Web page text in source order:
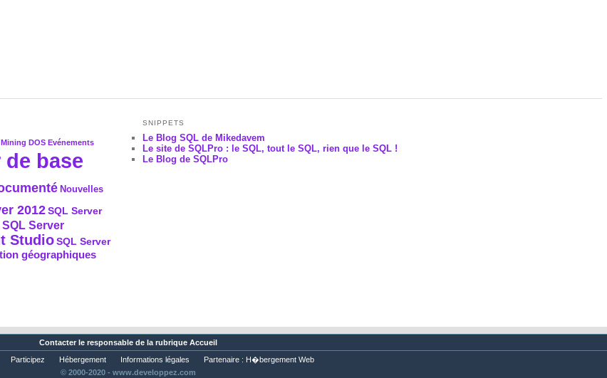
Mining DOS Evénements
de base
Nouvelles
2012 SQL Server
SQL Server
Studio SQL Server
géographiques
SNIPPETS
Le Blog SQL de Mikedavem
Le site de SQLPro : le SQL, tout le SQL, rien que le SQL !
Le Blog de SQLPro
Contacter le responsable de la rubrique Accueil
Participez Hébergement Informations légales Partenaire : H�bergement Web
© 2000-2020 - www.developpez.com